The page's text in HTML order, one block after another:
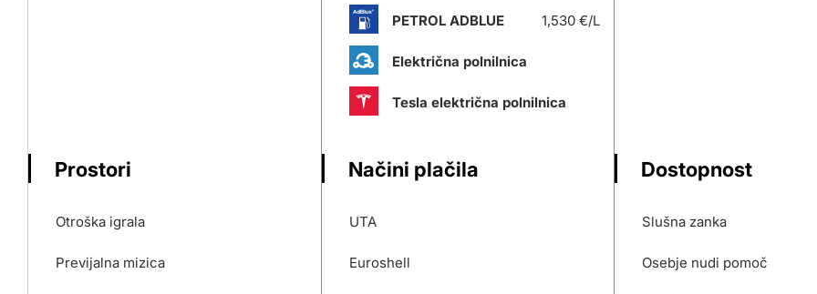
PETROL ADBLUE 1,530 €/L
Električna polnilnica
Tesla električna polnilnica
Prostori
Otroška igrala
Previjalna mizica
Načini plačila
UTA
Euroshell
Dostopnost
Slušna zanka
Osebje nudi pomoč